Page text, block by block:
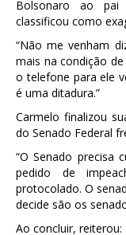
Bolsonaro ao pai
classificou como
“Não me venham
mais na condição
o telefone para ele
é uma ditadura.”
Carmelo finalizou
do Senado Federal
“O Senado precisa
pedido de
protocolado. O
decide são os
Ao concluir, reiterou: